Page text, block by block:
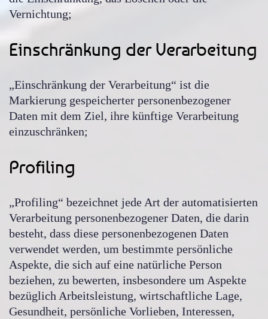
Vernichtung;
Einschränkung der Verarbeitung
„Einschränkung der Verarbeitung“ ist die
Markierung gespeicherter personenbezogener
Daten mit dem Ziel, ihre künftige Verarbeitung
einzuschränken;
Profiling
„Profiling“ bezeichnet jede Art der automatisierten
Verarbeitung personenbezogener Daten, die darin
besteht, dass diese personenbezogenen Daten
verwendet werden, um bestimmte persönliche
Aspekte, die sich auf eine natürliche Person
beziehen, zu bewerten, insbesondere um Aspekte
bezüglich Arbeitsleistung, wirtschaftliche Lage,
Gesundheit, persönliche Vorlieben, Interessen,